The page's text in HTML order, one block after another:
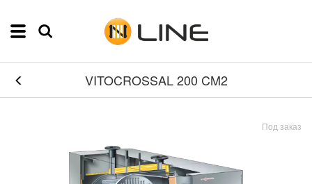
VITOCROSSAL 200 CM2
Под заказ